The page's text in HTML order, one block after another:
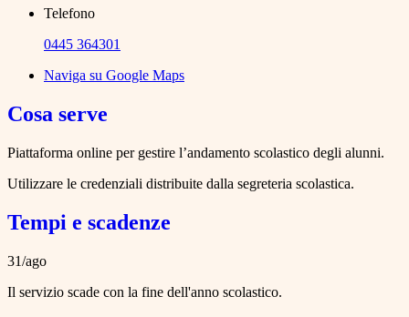
Telefono
0445 364301
Naviga su Google Maps
Cosa serve
Piattaforma online per gestire l’andamento scolastico degli alunni.
Utilizzare le credenziali distribuite dalla segreteria scolastica.
Tempi e scadenze
31/ago
Il servizio scade con la fine dell'anno scolastico.